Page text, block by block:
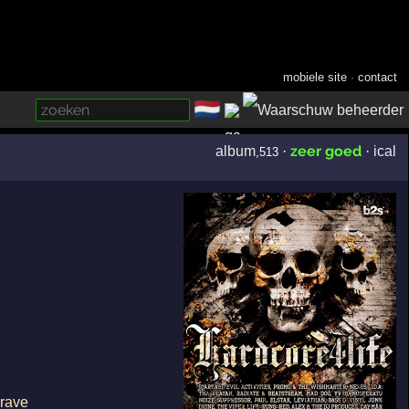
mobiele site ·contact
🇳🇱
album ,513 ·zeer goed · ical